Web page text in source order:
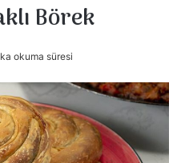
Börek
okuma süresi